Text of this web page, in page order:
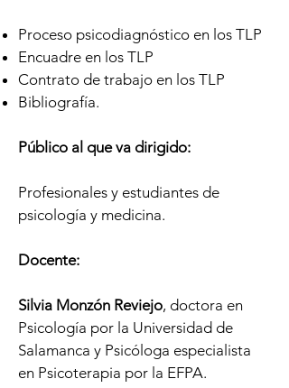
Proceso psicodiagnóstico en los TLP
Encuadre en los TLP
Contrato de trabajo en los TLP
Bibliografía.
Público al que va dirigido:
Profesionales y estudiantes de
psicología y medicina.
Docente:
Silvia Monzón Reviejo, doctora en
Psicología por la Universidad de
Salamanca y Psicóloga especialista
en Psicoterapia por la EFPA.